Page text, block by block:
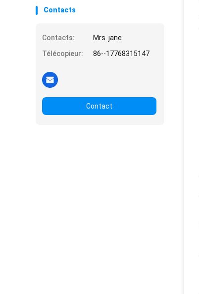
Contacts
Contacts:
Mrs. jane
Télécopieur:
86--17768315147
Contact